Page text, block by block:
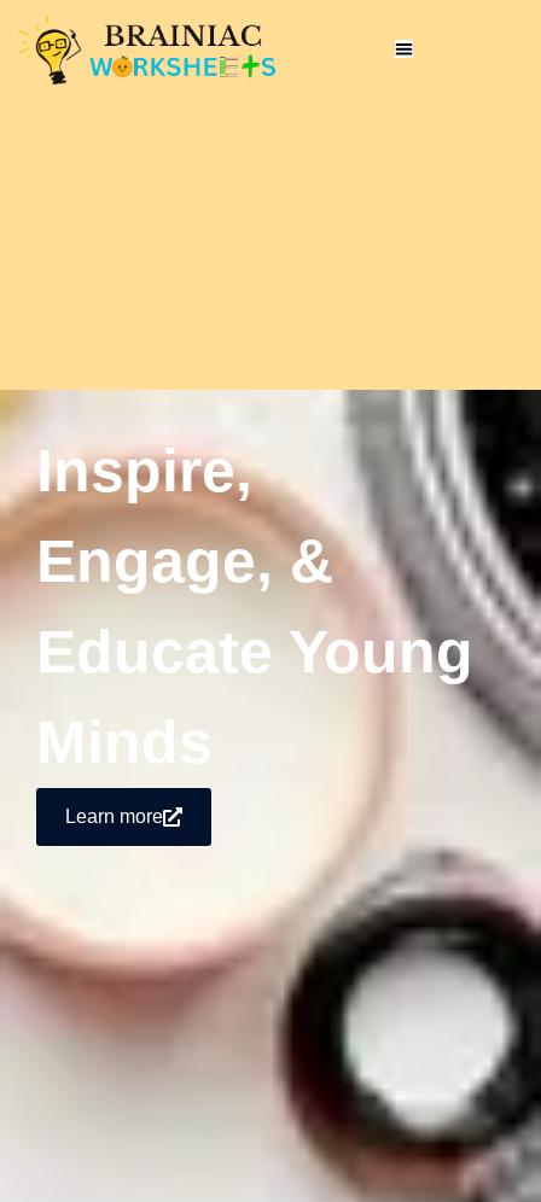
Inspire,
Engage, &
Educate Young
Minds
Learn more